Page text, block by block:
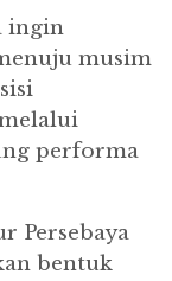
ingin
musim
performa
Persebaya
bentuk